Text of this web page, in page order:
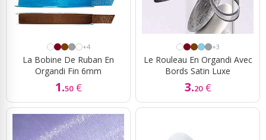
+4
La Bobine De Ruban En
Organdi Fin 6mm
1.50 €
+3
Le Rouleau En Organdi Avec
Bords Satin Luxe
3.20 €